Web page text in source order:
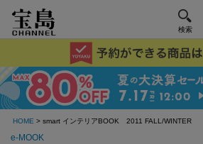
検索
HOME > smart インテリアBOOK 2011 FALL/WINTER
e-MOOK